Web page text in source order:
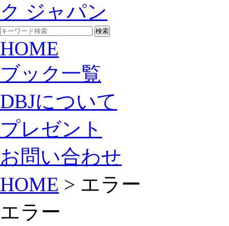
ク ジャパン
HOME
ブック一覧
DBJについて
プレゼント
お問い合わせ
HOME > エラー
エラー